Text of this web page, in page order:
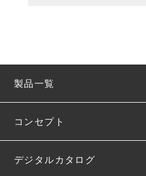
製品一覧
コンセプト
デジタルカタログ